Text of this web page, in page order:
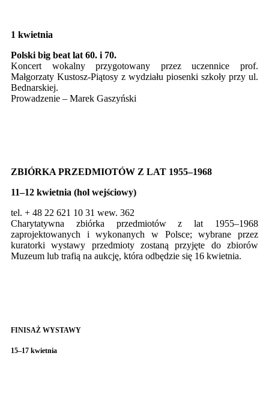
1 kwietnia
Polski big beat lat 60. i 70.
Koncert wokalny przygotowany przez uczennice prof.
Małgorzaty Kustosz-Piątosy z wydziału piosenki szkoły przy ul.
Bednarskiej.
Prowadzenie – Marek Gaszyński
ZBIÓRKA PRZEDMIOTÓW Z LAT 1955–1968
11–12 kwietnia (hol wejściowy)
tel. + 48 22 621 10 31 wew. 362
Charytatywna zbiórka przedmiotów z lat 1955–1968
zaprojektowanych i wykonanych w Polsce; wybrane przez
kuratorki wystawy przedmioty zostaną przyjęte do zbiorów
Muzeum lub trafią na aukcję, która odbędzie się 16 kwietnia.
FINISAŻ WYSTAWY
15–17 kwietnia